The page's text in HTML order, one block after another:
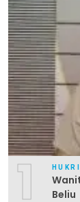
1
Beliu